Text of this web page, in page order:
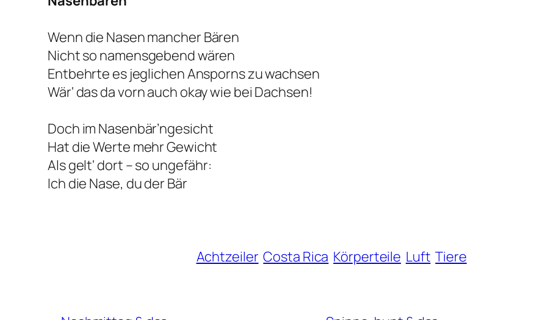
Wenn die Nasen mancher Bären
Nicht so namensgebend wären
Entbehrte es jeglichen Ansporns zu wachsen
Wär‘ das da vorn auch okay wie bei Dachsen!
Doch im Nasenbär’ngesicht
Hat die Werte mehr Gewicht
Als gelt‘ dort – so ungefähr:
Ich die Nase, du der Bär
Achtzeiler Costa Rica Körperteile Luft Tiere